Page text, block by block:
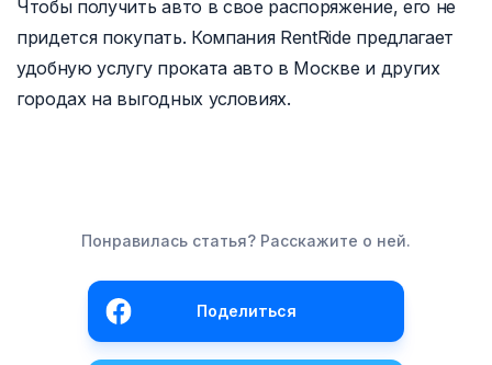
Чтобы получить авто в свое распоряжение, его не
придется покупать. Компания RentRide предлагает
удобную услугу проката авто в Москве и других
городах на выгодных условиях.
Понравилась статья? Расскажите о ней.
Поделиться